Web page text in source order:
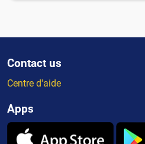
Contact us
Centre d'aide
Apps